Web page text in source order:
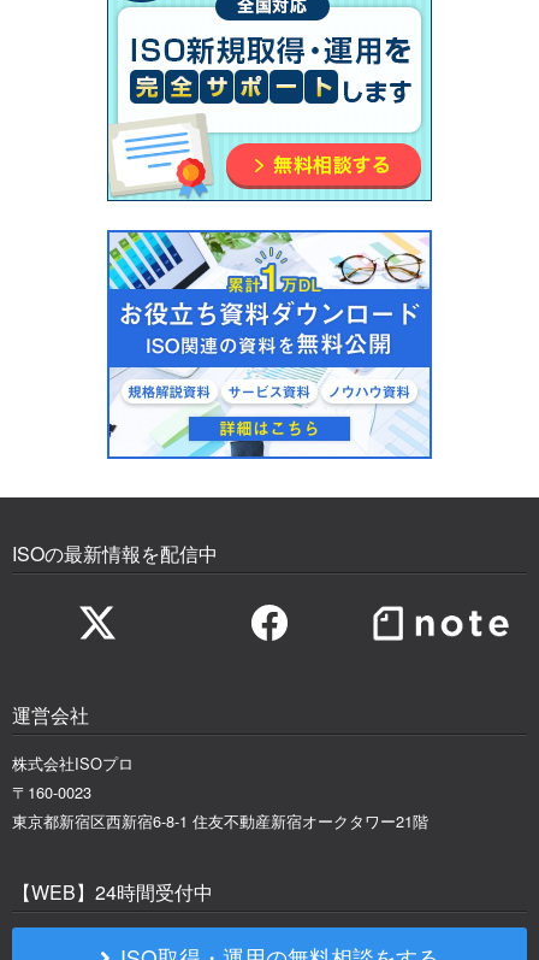
ISOの最新情報を配信中
運営会社
株式会社ISOプロ
〒160-0023
東京都新宿区西新宿6-8-1 住友不動産新宿オークタワー21階
【WEB】24時間受付中